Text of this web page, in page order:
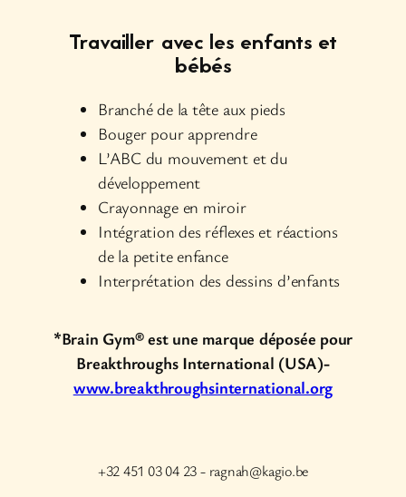
Travailler avec les enfants et
bébés
Branché de la tête aux pieds
Bouger pour apprendre
L’ABC du mouvement et du
développement
Crayonnage en miroir
Intégration des réflexes et réactions
de la petite enfance
Interprétation des dessins d’enfants
*Brain Gym® est une marque déposée pour
Breakthroughs International (USA)-
www.breakthroughsinternational.org
+32 451 03 04 23 - ragnah@kagio.be